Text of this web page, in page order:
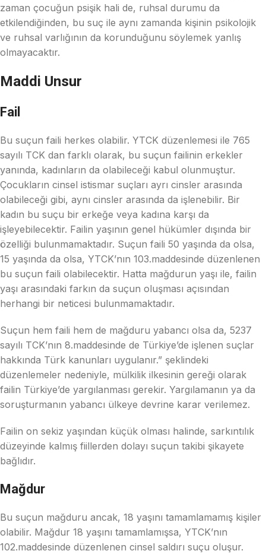
zaman çocuğun psişik hali de, ruhsal durumu da
etkilendiğinden, bu suç ile aynı zamanda kişinin psikolojik
ve ruhsal varlığının da korunduğunu söylemek yanlış
olmayacaktır.
Maddi Unsur
Fail
Bu suçun faili herkes olabilir. YTCK düzenlemesi ile 765
sayılı TCK dan farklı olarak, bu suçun failinin erkekler
yanında, kadınların da olabileceği kabul olunmuştur.
Çocukların cinsel istismar suçları ayrı cinsler arasında
olabileceği gibi, aynı cinsler arasında da işlenebilir. Bir
kadın bu suçu bir erkeğe veya kadına karşı da
işleyebilecektir. Failin yaşının genel hükümler dışında bir
özelliği bulunmamaktadır. Suçun faili 50 yaşında da olsa,
15 yaşında da olsa, YTCK’nın 103.maddesinde düzenlenen
bu suçun faili olabilecektir. Hatta mağdurun yaşı ile, failin
yaşı arasındaki farkın da suçun oluşması açısından
herhangi bir neticesi bulunmamaktadır.
Suçun hem faili hem de mağduru yabancı olsa da, 5237
sayılı TCK’nın 8.maddesinde de Türkiye’de işlenen suçlar
hakkında Türk kanunları uygulanır.” şeklindeki
düzenlemeler nedeniyle, mülkilik ilkesinin gereği olarak
failin Türkiye’de yargılanması gerekir. Yargılamanın ya da
soruşturmanın yabancı ülkeye devrine karar verilemez.
Failin on sekiz yaşından küçük olması halinde, sarkıntılık
düzeyinde kalmış fiillerden dolayı suçun takibi şikayete
bağlıdır.
Mağdur
Bu suçun mağduru ancak, 18 yaşını tamamlamamış kişiler
olabilir. Mağdur 18 yaşını tamamlamışsa, YTCK’nın
102.maddesinde düzenlenen cinsel saldırı suçu oluşur.